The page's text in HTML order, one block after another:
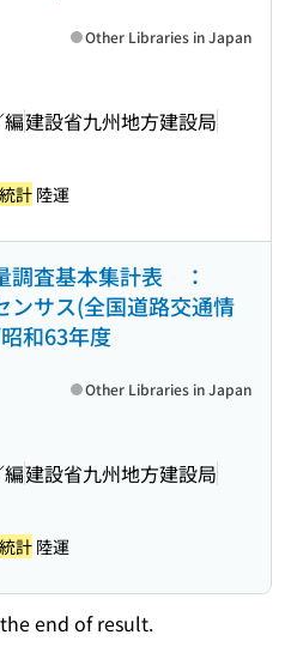
建設省九州地方建設局
Other Libraries in Japan
計 陸運
調査基本集計表 ：
ンサス(全国道路交通情
和63年度
建設省九州地方建設局
Other Libraries in Japan
計 陸運
end of result.